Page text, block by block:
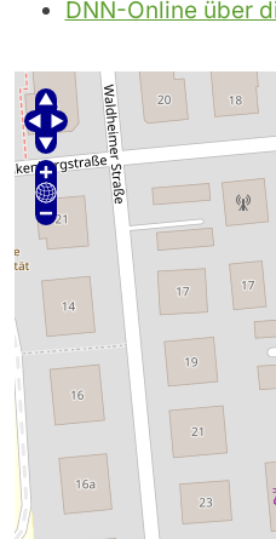
DNN-Online über